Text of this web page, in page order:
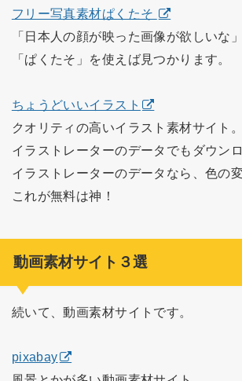
フリー写真素材ぱくたそ
「日本人の顔が映った画像が欲しいな
「ぱくたそ」を使えば見つかります。
ちょうどいいイラスト
クオリティの高いイラスト素材サイト。
イラストレーターのデータでもダウン
イラストレーターのデータなら、色の
これが無料は神！
動画素材サイト３選
続いて、動画素材サイトです。
pixabay